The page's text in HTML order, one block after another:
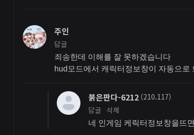
주인
답글
죄송한데 이해를 잘 못하겠습니다
hud모드에서 캐릭터정보창이 자동으
붉은판다-6212 (210.117)
답글 삭제
네 인게임 케릭터정보창을뜨